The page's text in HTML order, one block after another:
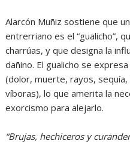
Alarcón Muñiz sostiene que
entrerriano es el “gualicho”,
charrúas, y que designa la
dañino. El gualicho se
(dolor, muerte, rayos,
víboras), lo que amerita la
exorcismo para alejarlo.
“Brujas, hechiceros y